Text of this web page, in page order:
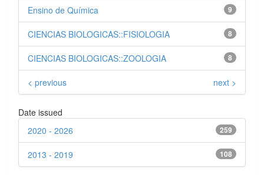
9
Ensino de Química
8
CIENCIAS BIOLOGICAS::FISIOLOGIA
8
CIENCIAS BIOLOGICAS::ZOOLOGIA
< previous next >
Date issued
259
2020 - 2026
108
2013 - 2019